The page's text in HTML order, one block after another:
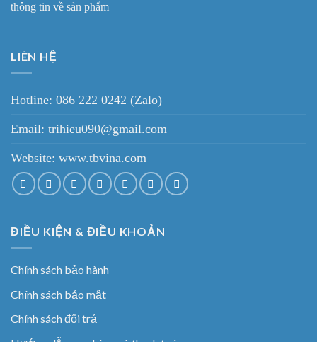
thông tin về sản phẩm
LIÊN HỆ
Hotline: 086 222 0242 (Zalo)
Email: trihieu090@gmail.com
Website: www.tbvina.com
ĐIỀU KIỆN & ĐIỀU KHOẢN
Chính sách bảo hành
Chính sách bảo mật
Chính sách đổi trả